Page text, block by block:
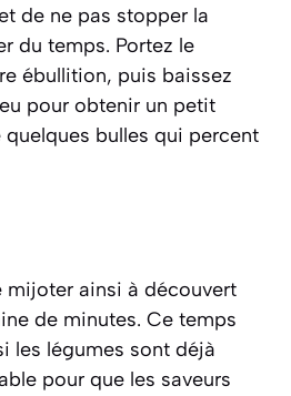
de ne pas stopper la
du temps. Portez le
ébullition, puis baissez
pour obtenir un petit
bulles qui percent
mijoter ainsi à découvert
de minutes. Ce temps
les légumes sont déjà
pour que les saveurs